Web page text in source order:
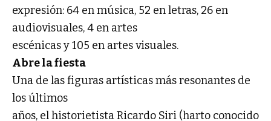
expresión: 64 en música, 52 en letras, 26 en
audiovisuales, 4 en artes
escénicas y 105 en artes visuales.
Abre la fiesta
Una de las figuras artísticas más resonantes de
los últimos
años, el historietista Ricardo Siri (harto conocido